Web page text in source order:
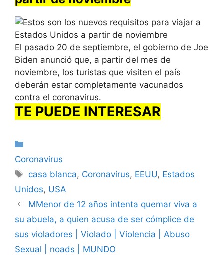
El pasado 20 de septiembre, el gobierno de Joe
Biden anunció que, a partir del mes de
noviembre, los turistas que visiten el país
deberán estar completamente vacunados
contra el coronavirus.
TE PUEDE INTERESAR
Coronavirus
Etiquetas
casa blanca, Coronavirus, EEUU, Estados
Unidos, USA
MMenor de 12 años intenta quemar viva a
su abuela, a quien acusa de ser cómplice de
sus violadores | Violado | Violencia | Abuso
Sexual | noads | MUNDO